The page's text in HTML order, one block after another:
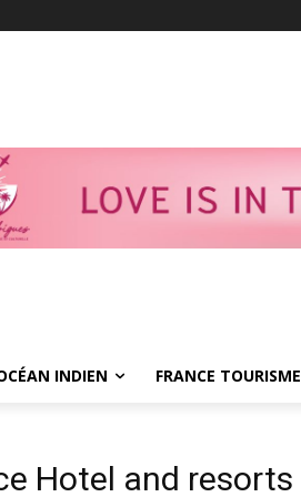
INDIEN FRANCE TOURISME
Hotel and resorts